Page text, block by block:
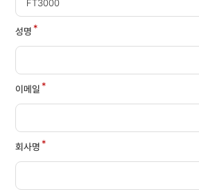
성명*
이메일*
회사명*